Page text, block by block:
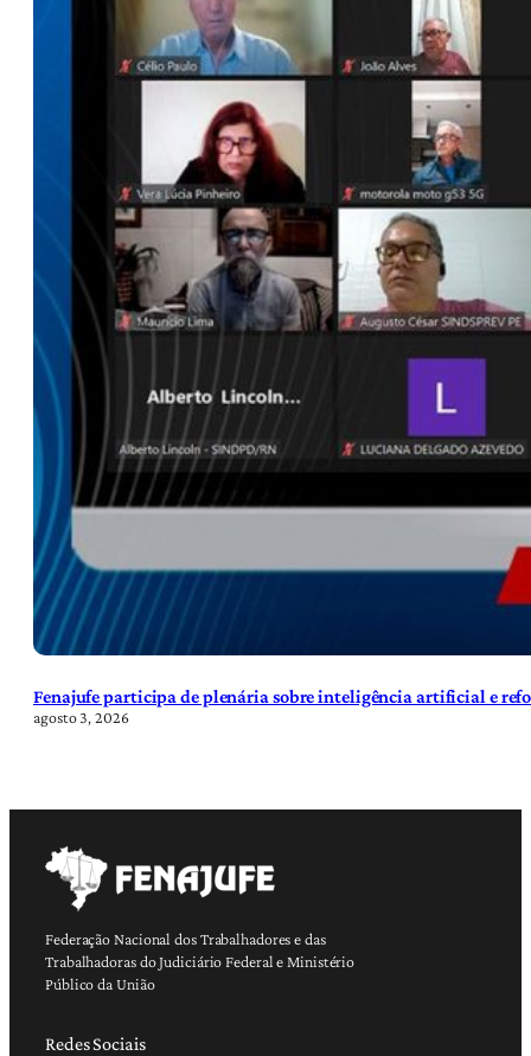
Fenajufe participa de plenária sobre inteligência artificial e
agosto 3, 2026
Federação Nacional dos Trabalhadores e das
Trabalhadoras do Judiciário Federal e Ministério
Público da União
Redes Sociais